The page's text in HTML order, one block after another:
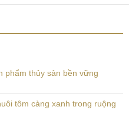
phẩm thủy sản bền vững
tôm càng xanh trong ruộng